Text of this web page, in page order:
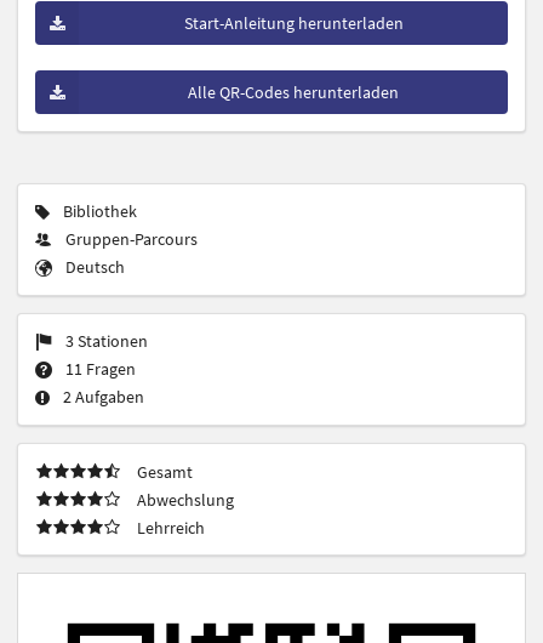
Start-Anleitung herunterladen
Alle QR-Codes herunterladen
Bibliothek
Gruppen-Parcours
Deutsch
3 Stationen
11 Fragen
2 Aufgaben
Gesamt
Abwechslung
Lehrreich